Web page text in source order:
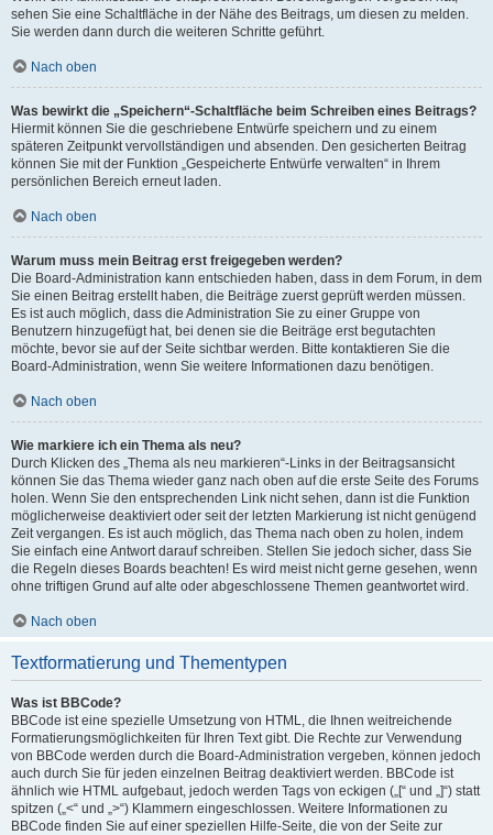
sehen Sie eine Schaltfläche in der Nähe des Beitrags, um diesen zu melden.
Sie werden dann durch die weiteren Schritte geführt.
Nach oben
Was bewirkt die „Speichern“-Schaltfläche beim Schreiben eines Beitrags?
Hiermit können Sie die geschriebene Entwürfe speichern und zu einem
späteren Zeitpunkt vervollständigen und absenden. Den gesicherten Beitrag
können Sie mit der Funktion „Gespeicherte Entwürfe verwalten“ in Ihrem
persönlichen Bereich erneut laden.
Nach oben
Warum muss mein Beitrag erst freigegeben werden?
Die Board-Administration kann entschieden haben, dass in dem Forum, in dem
Sie einen Beitrag erstellt haben, die Beiträge zuerst geprüft werden müssen.
Es ist auch möglich, dass die Administration Sie zu einer Gruppe von
Benutzern hinzugefügt hat, bei denen sie die Beiträge erst begutachten
möchte, bevor sie auf der Seite sichtbar werden. Bitte kontaktieren Sie die
Board-Administration, wenn Sie weitere Informationen dazu benötigen.
Nach oben
Wie markiere ich ein Thema als neu?
Durch Klicken des „Thema als neu markieren“-Links in der Beitragsansicht
können Sie das Thema wieder ganz nach oben auf die erste Seite des Forums
holen. Wenn Sie den entsprechenden Link nicht sehen, dann ist die Funktion
möglicherweise deaktiviert oder seit der letzten Markierung ist nicht genügend
Zeit vergangen. Es ist auch möglich, das Thema nach oben zu holen, indem
Sie einfach eine Antwort darauf schreiben. Stellen Sie jedoch sicher, dass Sie
die Regeln dieses Boards beachten! Es wird meist nicht gerne gesehen, wenn
ohne triftigen Grund auf alte oder abgeschlossene Themen geantwortet wird.
Nach oben
Textformatierung und Thementypen
Was ist BBCode?
BBCode ist eine spezielle Umsetzung von HTML, die Ihnen weitreichende
Formatierungsmöglichkeiten für Ihren Text gibt. Die Rechte zur Verwendung
von BBCode werden durch die Board-Administration vergeben, können jedoch
auch durch Sie für jeden einzelnen Beitrag deaktiviert werden. BBCode ist
ähnlich wie HTML aufgebaut, jedoch werden Tags von eckigen („[“ und „]“) statt
spitzen („<“ und „>“) Klammern eingeschlossen. Weitere Informationen zu
BBCode finden Sie auf einer speziellen Hilfe-Seite, die von der Seite zur